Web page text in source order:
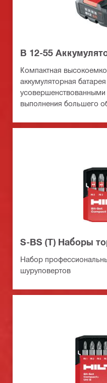
B 12-55
Компактная
аккумуляторная
выполнения большего
S-BS (T) Наборы
Набор
шуруповертов